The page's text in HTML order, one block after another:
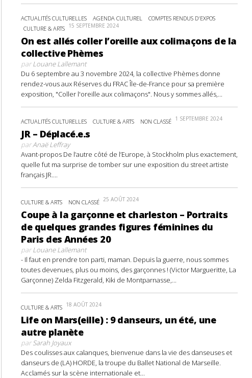
ACTUALITÉS CULTURELLES AGENDA CULTUREL
COMPTES RENDUS D'EXPOS
CULTURE & ARTS 15 SEPTEMBRE 2024
On est allés coller l’oreille aux colimaçons de la
collective Phèmes
parLouane Lallemant
Du 6 septembre au 3 novembre 2024, la collective Phèmes donne
rendez-vous aux Réserves du FRAC Île-de-France pour sa première
exposition, "Coller l'oreille aux colimaçons". Nous y sommes allés,...
ACTUALITÉS CULTURELLES CULTURE & ARTS NON CLASSÉ 1 SEPTEMBRE 2024
JR – Déplacé.e.s
parAnaë Leffray
Avant-propos De l’autre côté de l’Europe, à Stockholm plus exactement,
quelle fut ma surprise de tomber sur une exposition du street artiste
français JR....
CULTURE & ARTS NON CLASSÉ 25 AOÛT 2024
Coupe à la garçonne et charleston – Portraits
de quelques grandes figures féminines du
Paris des Années 20
parLouane Lallemant
- Il faut en prendre ton parti, maman. Depuis la guerre, nous sommes
toutes devenues, plus ou moins, des garçonnes ! (Victor Margueritte, La
Garçonne) Zelda Fitzgerald, Kiki de Montparnasse,...
CULTURE & ARTS 18 AOÛT 2024
Life on Mars(eille) : 9 danseurs, un été, une
autre planète
parSarah Joyaux
Des coulisses aux calanques, bienvenue dans la vie des danseuses et
danseurs de (LA) HORDE, la troupe du Ballet National de Marseille.
Acclamés sur la scène internationale et...